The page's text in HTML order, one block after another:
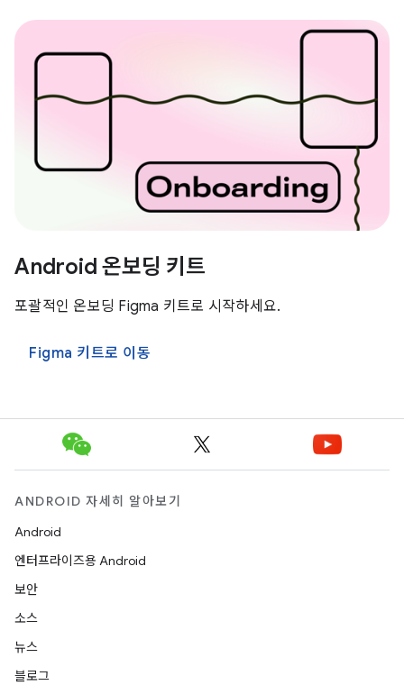
Android 온보딩 키트
포괄적인 온보딩 Figma 키트로 시작하세요.
Figma 키트로 이동
ANDROID 자세히 알아보기
Android
엔터프라이즈용 Android
보안
소스
뉴스
블로그